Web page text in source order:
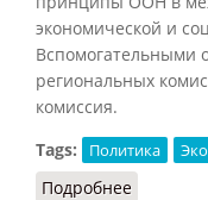
экономической и
Вспомогательными
региональных
комиссия.
Tags:
Политика
Подробнее